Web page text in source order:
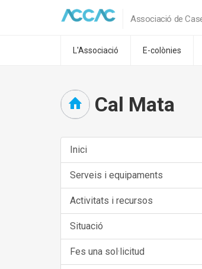
Associació de
L'Associació E-colònies
Cal Mata
Inici
Serveis i equipaments
Activitats i recursos
Situació
Fes una sol·licitud